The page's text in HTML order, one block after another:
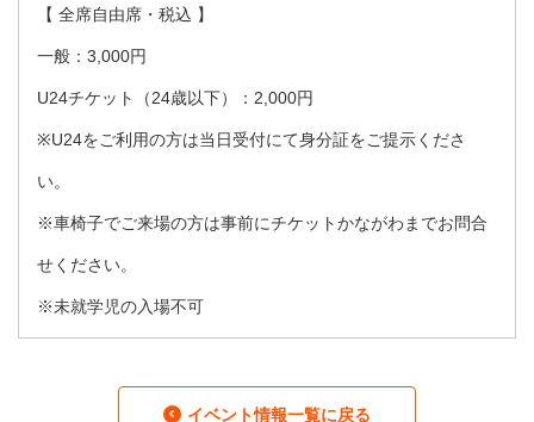
【 全席自由席・税込 】
一般：3,000円
U24チケット（24歳以下）：2,000円
※U24をご利用の方は当日受付にて身分証をご提示くださ
い。
※車椅子でご来場の方は事前にチケットかながわまでお問合
せください。
※未就学児の入場不可
イベント情報一覧に戻る